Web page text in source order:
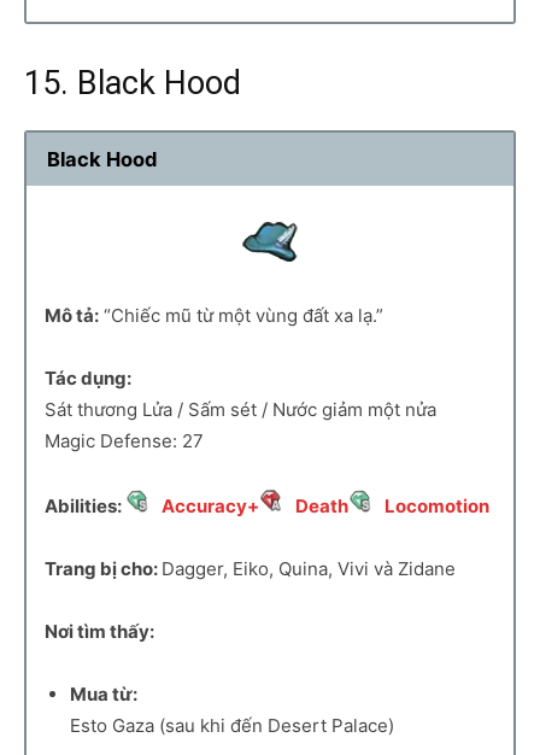
15. Black Hood
Black Hood
Mô tả: “Chiếc mũ từ một vùng đất xa lạ.”
Tác dụng:
Sát thương Lửa / Sấm sét / Nước giảm một nửa
Magic Defense: 27
Abilities: Accuracy+ Death Locomotion
Trang bị cho: Dagger, Eiko, Quina, Vivi và Zidane
Nơi tìm thấy:
Mua từ:
Esto Gaza (sau khi đến Desert Palace)